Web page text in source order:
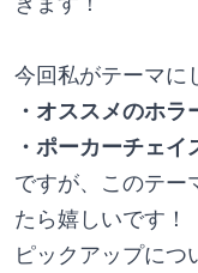
今回私がテーマに
・オススメのホラ
・ポーカーチェイ
ですが、このテー
たら嬉しいです！
ピックアップにつ